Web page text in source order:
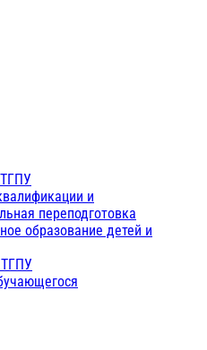
и
переподготовка
образование детей и